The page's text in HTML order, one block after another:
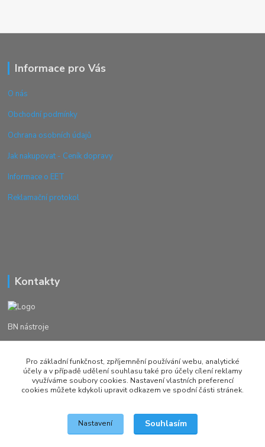
Informace pro Vás
O nás
Obchodní podmínky
Ochrana osobních údajů
Jak nakupovat - Ceník dopravy
Informace o EET
Reklamační protokol
Kontakty
BN nástroje
+420 777982023
brusirnanastroju@seznam.cz
Pro základní funkčnost, zpříjemnění používání webu, analytické
účely a v případě udělení souhlasu také pro účely cílení reklamy
využíváme soubory cookies. Nastavení vlastních preferencí
cookies můžete kdykoli upravit odkazem ve spodní části stránek.
Nastavení Souhlasím